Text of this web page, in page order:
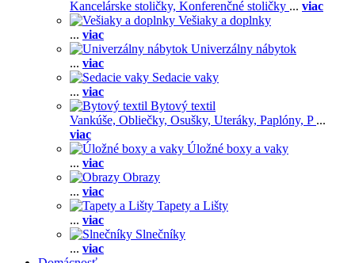
Kancelárske stoličky, Konferenčné stoličky ... viac
Vešiaky a doplnky
... viac
Univerzálny nábytok
... viac
Sedacie vaky
... viac
Bytový textil
Vankúše, Obliečky, Osušky, Uteráky, Paplóny, P ...
viac
Úložné boxy a vaky
... viac
Obrazy
... viac
Tapety a Lišty
... viac
Slnečníky
... viac